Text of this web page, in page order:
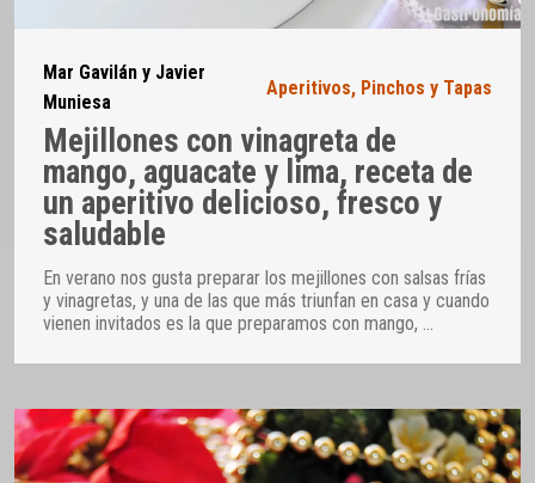
Mar Gavilán y Javier
Muniesa
Aperitivos, Pinchos y Tapas
Mejillones con vinagreta de
mango, aguacate y lima, receta de
un aperitivo delicioso, fresco y
saludable
En verano nos gusta preparar los mejillones con salsas frías
y vinagretas, y una de las que más triunfan en casa y cuando
vienen invitados es la que preparamos con mango, …